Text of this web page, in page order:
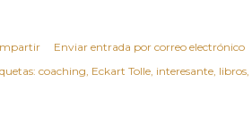
Enviar entrada por correo electrónico
coaching Eckart Tolle interesante libros